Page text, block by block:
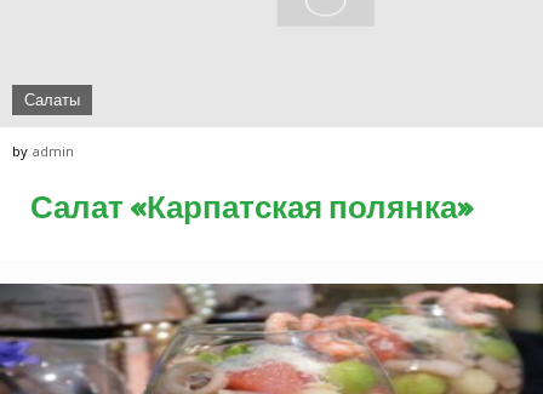
Салаты
byadmin
Салат «Карпатская полянка»